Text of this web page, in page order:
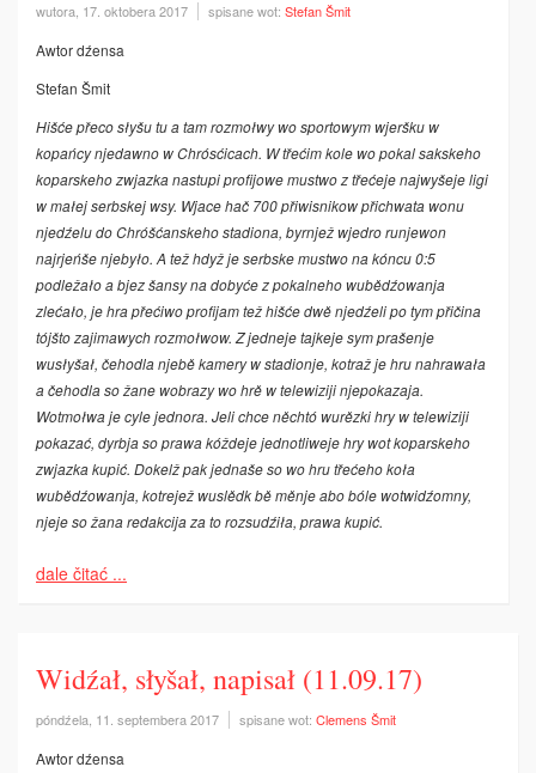
wutora, 17. oktobera 2017 spisane wot: Stefan Šmit
Awtor dźensa
Stefan Šmit
Hišće přeco słyšu tu a tam rozmołwy wo sportowym wjeršku w
kopańcy njedawno w Chrósćicach. W třećim kole wo pokal sakskeho
koparskeho zwjazka nastupi profijowe mustwo z třećeje najwyšeje ligi
w małej serbskej wsy. Wjace hač 700 přiwisnikow přichwata wonu
njedźelu do Chróšćanskeho stadiona, byrnjež wjedro runjewon
najrjeńše njebyło. A tež hdyž je serbske mustwo na kóncu 0:5
podležało a bjez šansy na dobyće z pokalneho wubědźowanja
zlećało, je hra přećiwo profijam tež hišće dwě njedźeli po tym přičina
tójšto zajimawych rozmołwow. Z jedneje tajkeje sym prašenje
wusłyšał, čehodla njebě kamery w stadionje, kotraž je hru nahrawała
a čehodla so žane wobrazy wo hrě w telewiziji njepokazaja.
Wotmołwa je cyle jednora. Jeli chce něchtó wurězki hry w telewiziji
pokazać, dyrbja so prawa kóždeje jednotliweje hry wot koparskeho
zwjazka kupić. Dokelž pak jednaše so wo hru třećeho koła
wubědźowanja, kotrejež wuslědk bě měnje abo bóle wotwidźomny,
njeje so žana redakcija za to rozsudźiła, prawa kupić.
dale čitać ...
Widźał, słyšał, napisał (11.09.17)
póndźela, 11. septembera 2017 spisane wot: Clemens Šmit
Awtor dźensa